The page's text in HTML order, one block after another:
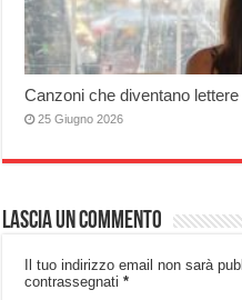
Canzoni che diventano
25 Giugno 2026
Lascia un commento
Il tuo indirizzo email non sarà
contrassegnati*